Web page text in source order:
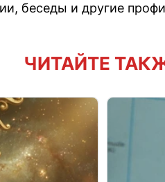
беседы и другие
ЧИТАЙТЕ